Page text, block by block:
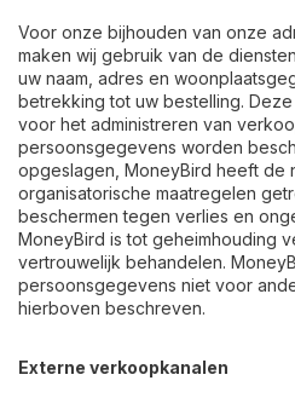
Voor onze bijhouden van onze
maken wij gebruik van de
uw naam, adres en
betrekking tot uw bestelling.
voor het administreren van
persoonsgegevens worden
opgeslagen, MoneyBird heeft de
organisatorische maatregelen
beschermen tegen verlies en
MoneyBird is tot geheimhouding
vertrouwelijk behandelen.
persoonsgegevens niet voor
hierboven beschreven.
Externe verkoopkanalen